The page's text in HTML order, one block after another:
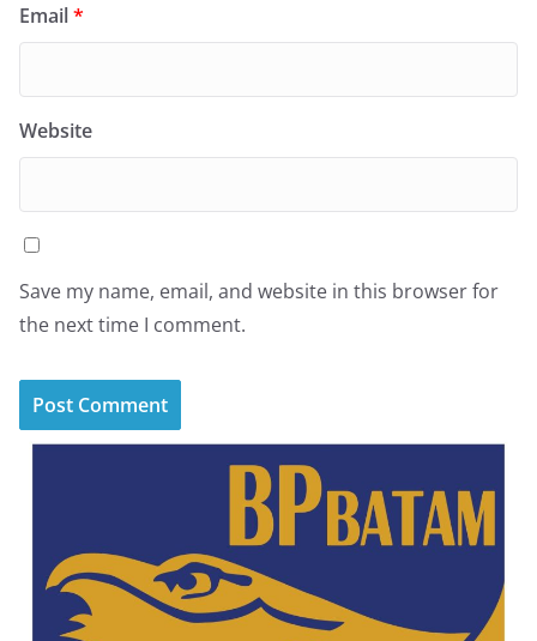
Email*
Website
Save my name, email, and website in this browser for
the next time I comment.